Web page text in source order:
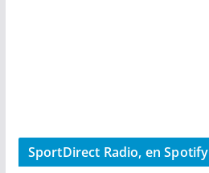
SportDirect Radio, en Spotify